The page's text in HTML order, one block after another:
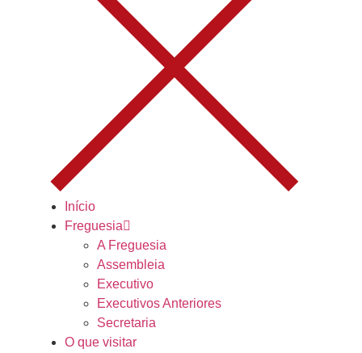
Início
Freguesia
A Freguesia
Assembleia
Executivo
Executivos Anteriores
Secretaria
O que visitar